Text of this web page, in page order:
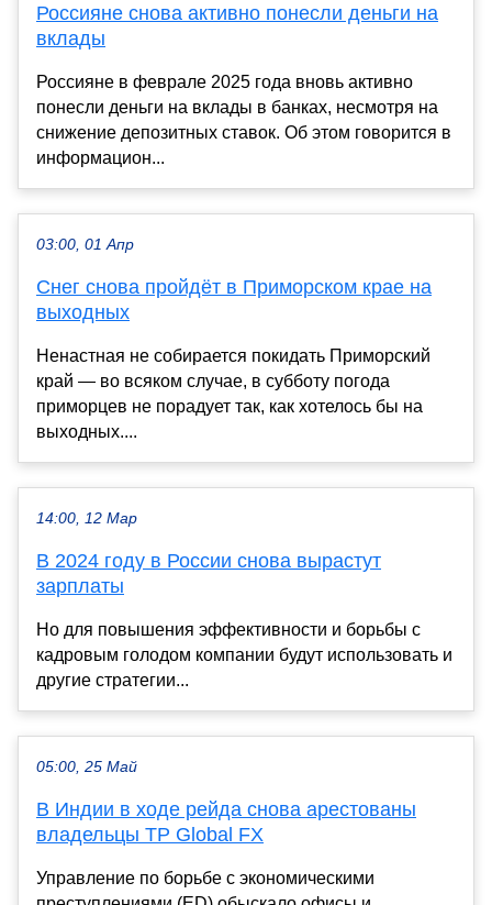
Россияне снова активно понесли деньги на
вклады
Россияне в феврале 2025 года вновь активно
понесли деньги на вклады в банках, несмотря на
снижение депозитных ставок. Об этом говорится в
информацион...
03:00, 01 Апр
Снег снова пройдёт в Приморском крае на
выходных
Ненастная не собирается покидать Приморский
край — во всяком случае, в субботу погода
приморцев не порадует так, как хотелось бы на
выходных....
14:00, 12 Мар
В 2024 году в России снова вырастут
зарплаты
Но для повышения эффективности и борьбы с
кадровым голодом компании будут использовать и
другие стратегии...
05:00, 25 Май
В Индии в ходе рейда снова арестованы
владельцы TP Global FX
Управление по борьбе с экономическими